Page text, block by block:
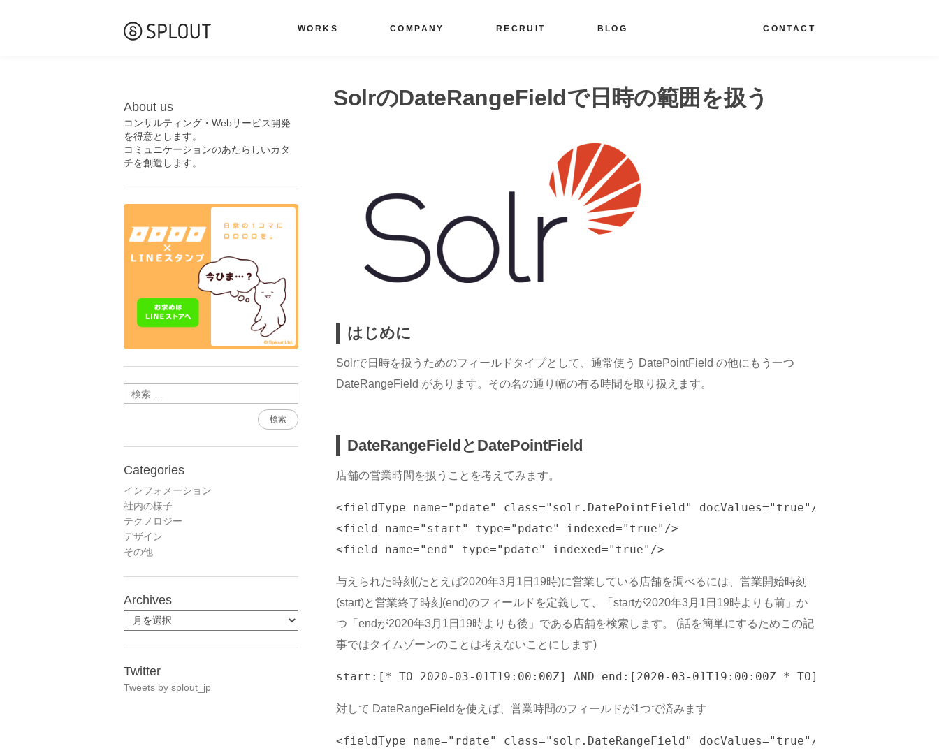
WORKS COMPANY RECRUIT BLOG CONTACT
SolrのDateRangeFieldで日時の範囲を扱う
はじめに
Solrで日時を扱うためのフィールドタイプとして、通常使う DatePointField の他にもう一つ
DateRangeField があります。その名の通り幅の有る時間を取り扱えます。
DateRangeFieldとDatePointField
店舗の営業時間を扱うことを考えてみます。
<fieldType name="pdate" class="solr.DatePointField" docValues="true"/>
<field name="start" type="pdate" indexed="true"/>
与えられた時刻(たとえば2020年3月1日19時)に営業している店舗を調べるには、営業開始時刻
(start)と営業終了時刻(end)のフィールドを定義して、「startが2020年3月1日19時よりも前」か
つ「endが2020年3月1日19時よりも後」である店舗を検索します。 (話を簡単にするためこの記
事ではタイムゾーンのことは考えないことにします)
対して DateRangeFieldを使えば、営業時間のフィールドが1つで済みます
<fieldType name="rdate" class="solr.DateRangeField" docValues="true"/>
About us
コンサルティング・Webサービス開発
を得意とします。
コミュニケーションのあたらしいカタ
チを創造します。
検索
Categories
インフォメーション
社内の様子
テクノロジー
デザイン
その他
Archives
Twitter
Tweets by splout_jp